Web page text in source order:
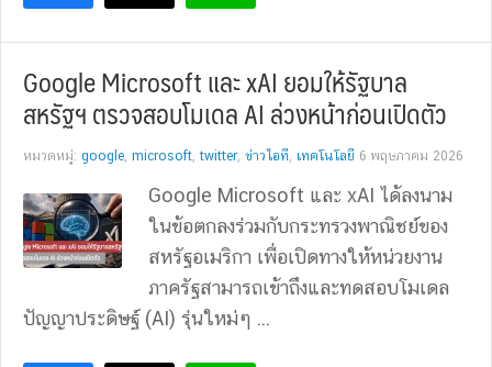
Google Microsoft และ xAI ยอมให้รัฐบาล
สหรัฐฯ ตรวจสอบโมเดล AI ล่วงหน้าก่อนเปิดตัว
หมวดหมู่: google, microsoft,twitter, ข่าวไอที, เทคโนโลยี 6 พฤษภาคม 2026
Google Microsoft และ xAI ได้ลงนาม
ในข้อตกลงร่วมกับกระทรวงพาณิชย์ของ
สหรัฐอเมริกา เพื่อเปิดทางให้หน่วยงาน
ภาครัฐสามารถเข้าถึงและทดสอบโมเดล
ปัญญาประดิษฐ์ (AI) รุ่นใหม่ๆ ...